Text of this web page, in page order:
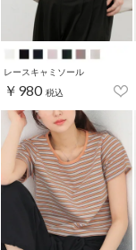
レースキャミソール
￥980 税込